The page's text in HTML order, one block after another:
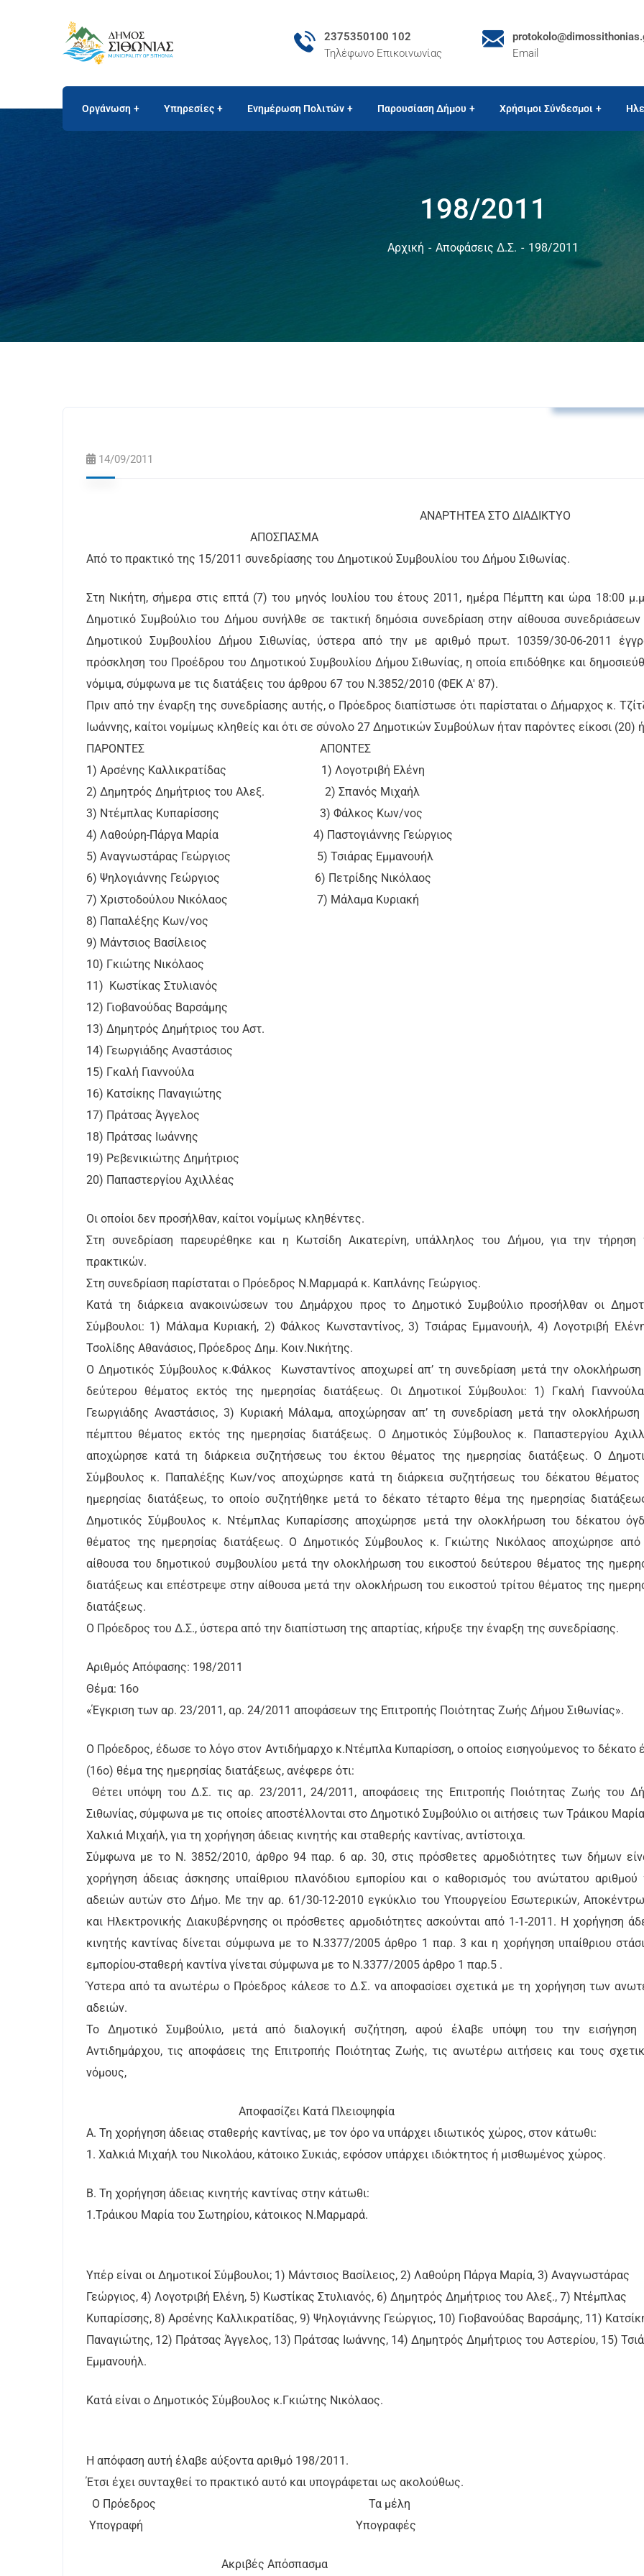
2375350100 102
Τηλέφωνο Επικοινωνίας
Email
Οργάνωση Υπηρεσίες Ενημέρωση Πολιτών Παρουσίαση Δήμου Χρήσιμοι Σύνδεσμοι
198/2011
Αρχική Αποφάσεις Δ.Σ. 198/2011
14/09/2011
ΑΝΑΡΤΗΤΕΑ ΣΤΟ ΔΙΑΔΙΚΤΥΟ
ΑΠΟΣΠΑΣΜΑ
Από το πρακτικό της 15/2011 συνεδρίασης του Δημοτικού Συμβουλίου του Δήμου Σιθωνίας.
Στη Νικήτη, σήμερα στις επτά (7) του μηνός Ιουλίου του έτους 2011, ημέρα Πέμπτη και ώρα 18:00
Δημοτικό Συμβούλιο του Δήμου συνήλθε σε τακτική δημόσια συνεδρίαση στην αίθουσα
Δημοτικού Συμβουλίου Δήμου Σιθωνίας, ύστερα από την με αριθμό πρωτ. 10359/30-06-2011
πρόσκληση του Προέδρου του Δημοτικού Συμβουλίου Δήμου Σιθωνίας, η οποία επιδόθηκε και
νόμιμα, σύμφωνα με τις διατάξεις του άρθρου 67 του Ν.3852/2010 (ΦΕΚ Α' 87).
Πριν από την έναρξη της συνεδρίασης αυτής, ο Πρόεδρος διαπίστωσε ότι παρίσταται ο Δήμαρχος κ.
Ιωάννης, καίτοι νομίμως κληθείς και ότι σε σύνολο 27 Δημοτικών Συμβούλων ήταν παρόντες είκοσι (20)
ΠΑΡΟΝΤΕΣ ΑΠΟΝΤΕΣ
1) Αρσένης Καλλικρατίδας 1) Λογοτριβή Ελένη
2) Δημητρός Δημήτριος του Αλεξ. 2) Σπανός Μιχαήλ
3) Ντέμπλας Κυπαρίσσης 3) Φάλκος Κων/νος
4) Λαθούρη-Πάργα Μαρία 4) Παστογιάννης Γεώργιος
5) Αναγνωστάρας Γεώργιος 5) Τσιάρας Εμμανουήλ
6) Ψηλογιάννης Γεώργιος 6) Πετρίδης Νικόλαος
7) Χριστοδούλου Νικόλαος 7) Μάλαμα Κυριακή
8) Παπαλέξης Κων/νος
9) Μάντσιος Βασίλειος
10) Γκιώτης Νικόλαος
11) Κωστίκας Στυλιανός
12) Γιοβανούδας Βαρσάμης
13) Δημητρός Δημήτριος του Αστ.
14) Γεωργιάδης Αναστάσιος
15) Γκαλή Γιαννούλα
16) Κατσίκης Παναγιώτης
17) Πράτσας Άγγελος
18) Πράτσας Ιωάννης
19) Ρεβενικιώτης Δημήτριος
20) Παπαστεργίου Αχιλλέας
Οι οποίοι δεν προσήλθαν, καίτοι νομίμως κληθέντες.
Στη συνεδρίαση παρευρέθηκε και η Κωτσίδη Αικατερίνη, υπάλληλος του Δήμου, για την τήρηση
πρακτικών.
Στη συνεδρίαση παρίσταται ο Πρόεδρος Ν.Μαρμαρά κ. Καπλάνης Γεώργιος.
Κατά τη διάρκεια ανακοινώσεων του Δημάρχου προς το Δημοτικό Συμβούλιο προσήλθαν οι
Σύμβουλοι: 1) Μάλαμα Κυριακή, 2) Φάλκος Κωνσταντίνος, 3) Τσιάρας Εμμανουήλ, 4) Λογοτριβή
Τσολίδης Αθανάσιος, Πρόεδρος Δημ. Κοιν.Νικήτης.
Ο Δημοτικός Σύμβουλος κ.Φάλκος Κωνσταντίνος αποχωρεί απ’ τη συνεδρίαση μετά την ολοκλήρωση
δεύτερου θέματος εκτός της ημερησίας διατάξεως. Οι Δημοτικοί Σύμβουλοι: 1) Γκαλή
Γεωργιάδης Αναστάσιος, 3) Κυριακή Μάλαμα, αποχώρησαν απ’ τη συνεδρίαση μετά την ολοκλήρωση
πέμπτου θέματος εκτός της ημερησίας διατάξεως. Ο Δημοτικός Σύμβουλος κ. Παπαστεργίου
αποχώρησε κατά τη διάρκεια συζητήσεως του έκτου θέματος της ημερησίας διατάξεως. Ο
Σύμβουλος κ. Παπαλέξης Κων/νος αποχώρησε κατά τη διάρκεια συζητήσεως του δέκατου θέματος
ημερησίας διατάξεως, το οποίο συζητήθηκε μετά το δέκατο τέταρτο θέμα της ημερησίας
Δημοτικός Σύμβουλος κ. Ντέμπλας Κυπαρίσσης αποχώρησε μετά την ολοκλήρωση του δέκατου
θέματος της ημερησίας διατάξεως. Ο Δημοτικός Σύμβουλος κ. Γκιώτης Νικόλαος αποχώρησε από
αίθουσα του δημοτικού συμβουλίου μετά την ολοκλήρωση του εικοστού δεύτερου θέματος της
διατάξεως και επέστρεψε στην αίθουσα μετά την ολοκλήρωση του εικοστού τρίτου θέματος της
διατάξεως.
Ο Πρόεδρος του Δ.Σ., ύστερα από την διαπίστωση της απαρτίας, κήρυξε την έναρξη της συνεδρίασης.
Αριθμός Απόφασης: 198/2011
Θέμα: 16ο
«Έγκριση των αρ. 23/2011, αρ. 24/2011 αποφάσεων της Επιτροπής Ποιότητας Ζωής Δήμου Σιθωνίας».
Ο Πρόεδρος, έδωσε το λόγο στον Αντιδήμαρχο κ.Ντέμπλα Κυπαρίσση, ο οποίος εισηγούμενος το δέκατο
(16o) θέμα της ημερησίας διατάξεως, ανέφερε ότι:
Θέτει υπόψη του Δ.Σ. τις αρ. 23/2011, 24/2011, αποφάσεις της Επιτροπής Ποιότητας Ζωής του
Σιθωνίας, σύμφωνα με τις οποίες αποστέλλονται στο Δημοτικό Συμβούλιο οι αιτήσεις των Τράικου
Χαλκιά Μιχαήλ, για τη χορήγηση άδειας κινητής και σταθερής καντίνας, αντίστοιχα.
Σύμφωνα με το Ν. 3852/2010, άρθρο 94 παρ. 6 αρ. 30, στις πρόσθετες αρμοδιότητες των δήμων
χορήγηση άδειας άσκησης υπαίθριου πλανόδιου εμπορίου και ο καθορισμός του ανώτατου αριθμού
αδειών αυτών στο Δήμο. Με την αρ. 61/30-12-2010 εγκύκλιο του Υπουργείου Εσωτερικών,
και Ηλεκτρονικής Διακυβέρνησης οι πρόσθετες αρμοδιότητες ασκούνται από 1-1-2011. Η χορήγηση
κινητής καντίνας δίνεται σύμφωνα με το Ν.3377/2005 άρθρο 1 παρ. 3 και η χορήγηση υπαίθριου
εμπορίου-σταθερή καντίνα γίνεται σύμφωνα με το Ν.3377/2005 άρθρο 1 παρ.5 .
Ύστερα από τα ανωτέρω ο Πρόεδρος κάλεσε το Δ.Σ. να αποφασίσει σχετικά με τη χορήγηση των
αδειών.
Το Δημοτικό Συμβούλιο, μετά από διαλογική συζήτηση, αφού έλαβε υπόψη του την εισήγηση
Αντιδημάρχου, τις αποφάσεις της Επιτροπής Ποιότητας Ζωής, τις ανωτέρω αιτήσεις και τους
νόμους,
Αποφασίζει Κατά Πλειοψηφία
Α. Τη χορήγηση άδειας σταθερής καντίνας, με τον όρο να υπάρχει ιδιωτικός χώρος, στον κάτωθι:
1. Χαλκιά Μιχαήλ του Νικολάου, κάτοικο Συκιάς, εφόσον υπάρχει ιδιόκτητος ή μισθωμένος χώρος.
Β. Τη χορήγηση άδειας κινητής καντίνας στην κάτωθι:
1.Τράικου Μαρία του Σωτηρίου, κάτοικος Ν.Μαρμαρά.
Υπέρ είναι οι Δημοτικοί Σύμβουλοι; 1) Μάντσιος Βασίλειος, 2) Λαθούρη Πάργα Μαρία, 3) Αναγνωστάρας
Γεώργιος, 4) Λογοτριβή Ελένη, 5) Κωστίκας Στυλιανός, 6) Δημητρός Δημήτριος του Αλεξ., 7) Ντέμπλας
Κυπαρίσσης, 8) Αρσένης Καλλικρατίδας, 9) Ψηλογιάννης Γεώργιος, 10) Γιοβανούδας Βαρσάμης, 11)
Παναγιώτης, 12) Πράτσας Άγγελος, 13) Πράτσας Ιωάννης, 14) Δημητρός Δημήτριος του Αστερίου, 15)
Εμμανουήλ.
Κατά είναι ο Δημοτικός Σύμβουλος κ.Γκιώτης Νικόλαος.
Η απόφαση αυτή έλαβε αύξοντα αριθμό 198/2011.
Έτσι έχει συνταχθεί το πρακτικό αυτό και υπογράφεται ως ακολούθως.
Ο Πρόεδρος Τα μέλη
Υπογραφή Υπογραφές
Ακριβές Απόσπασμα